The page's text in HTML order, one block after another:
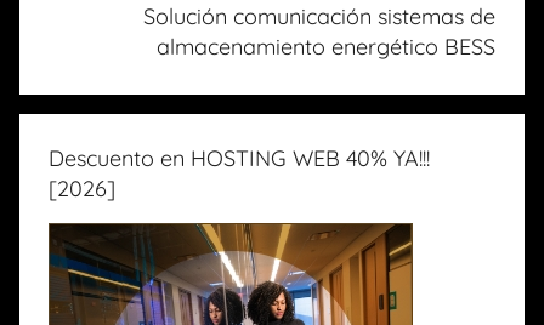
Solución comunicación sistemas de
almacenamiento energético BESS
Descuento en HOSTING WEB 40% YA!!!
[2026]